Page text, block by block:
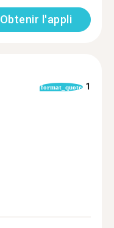
Obtenir l'appli
format_quote 1